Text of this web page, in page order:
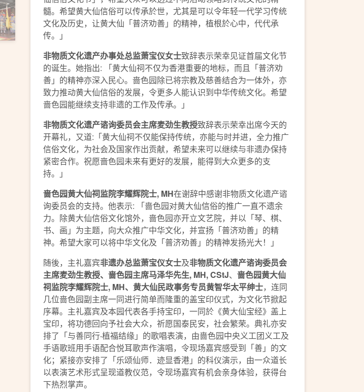
髓。希望黄大仙信俗可以传承於世，尤其是可以令年轻一代学习传统
文化及历史，让黄大仙「普济劝善」的精神，植根於心中，代代承
传。」
非物质文化遗产办事处总监萧宝仪女士致辞表示荣幸见证首届文化节
的诞生。她指出: 「黄大仙祠不仅为香港重要的地标，而且「普济劝
善」的精神亦深入民心。啬色园除已将宗教及慈善结合为一体外，亦
致力推动黄大仙信俗的发展，令更多人能认识到中华传统文化。希望
啬色园能继续支持非遗的工作及传承。」
非物质文化遗产谘询委员会主席麦劲生教授致辞表示荣幸出席今天的
开幕礼，又道:「黄大仙祠不仅能保持传统，亦能与时并进，全力推广
信俗文化，为社会及国家作出贡献，希望未来可以继续与非遗办保持
紧密合作。祝愿啬色园未来有更好的发展，能得到大众更多的支
持。」
啬色园黄大仙祠监院李耀辉院士, MH在谢辞中感谢非物质文化遗产谘
询委员会的支持。他表示: 「啬色园对黄大仙信俗的推广一直不遗余
力。除黄大仙信俗文化馆外，啬色园亦开立文艺院，并以「琴、棋、
书、画」为主题，向大众推广中华文化，并宣扬「普济劝善」的精
神。希望大家可以将中华文化及「普济劝善」的精神发扬光大！」
随後，主礼嘉宾非遗办总监萧宝仪女士及非物质文化遗产谘询委员会
主席麦劲生教授、啬色园主席马泽华先生, MH, CStJ、 啬色园黄大仙
祠监院李耀辉院士, MH、黄大仙民政事务专员黄智华太平绅士，连同
几位啬色园副主席一同进行简单而隆重的盖宝印仪式，为文化节掀起
序幕。主礼嘉宾及本园代表各手持宝印，一同於《黄大仙宝经》盖上
宝印，将功德回向予社会大众，祈愿国泰民安，社会繁荣。典礼亦安
排了「与善同行‧植福结缘」的歌唱表演，由啬色园中央义工团义工及
手语歌班用手语配合悦耳歌声作演唱，令现场嘉宾感受到「善」的文
化；紧接亦安排了「乐颂仙师．迹显香港」的科仪演示，由一众道长
以表演艺术形式呈现道教仪范，令现场嘉宾有机会亲身体验，获得台
下热烈掌声。